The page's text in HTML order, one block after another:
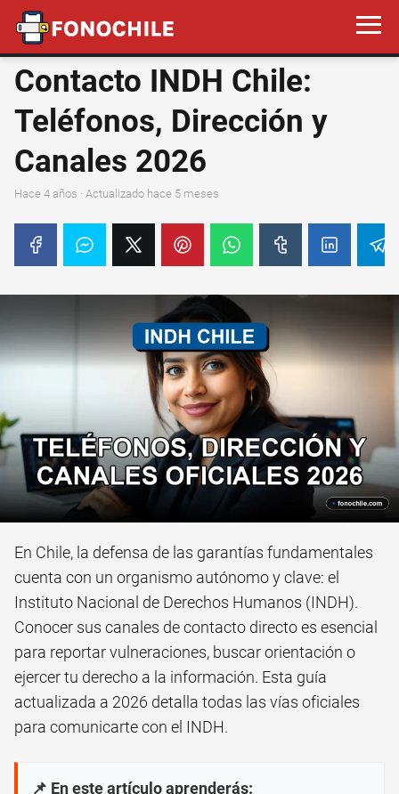
Contacto INDH Chile:
Teléfonos, Dirección y
Canales 2026
hace 4 años · Actualizado hace 5 meses
En Chile, la defensa de las garantías fundamentales
cuenta con un organismo autónomo y clave: el
Instituto Nacional de Derechos Humanos (INDH).
Conocer sus canales de contacto directo es esencial
para reportar vulneraciones, buscar orientación o
ejercer tu derecho a la información. Esta guía
actualizada a 2026 detalla todas las vías oficiales
para comunicarte con el INDH.
📌 En este artículo aprenderás: